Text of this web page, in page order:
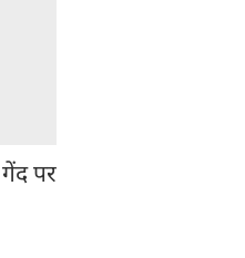
पर